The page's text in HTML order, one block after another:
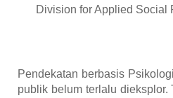
Division for Applied Social
Pendekatan berbasis
publik belum terlalu dieksplor.